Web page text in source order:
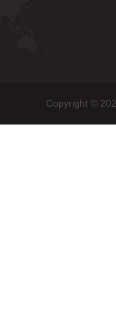
Copyright ©